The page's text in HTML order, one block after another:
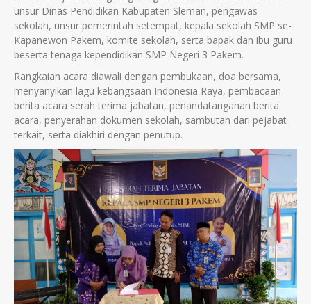
unsur Dinas Pendidikan Kabupaten Sleman, pengawas
sekolah, unsur pemerintah setempat, kepala sekolah SMP se-
Kapanewon Pakem, komite sekolah, serta bapak dan ibu guru
beserta tenaga kependidikan SMP Negeri 3 Pakem.
Rangkaian acara diawali dengan pembukaan, doa bersama,
menyanyikan lagu kebangsaan Indonesia Raya, pembacaan
berita acara serah terima jabatan, penandatanganan berita
acara, penyerahan dokumen sekolah, sambutan dari pejabat
terkait, serta diakhiri dengan penutup.